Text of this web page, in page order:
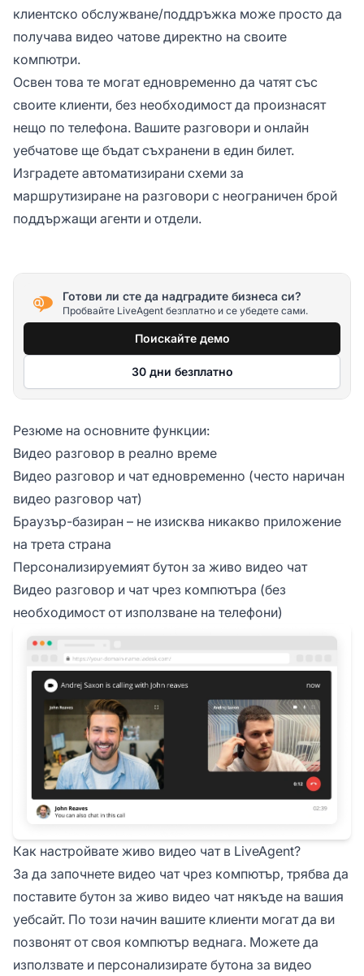
клиентско обслужване/поддръжка може просто да
получава видео чатове директно на своите
компютри.
Освен това те могат едновременно да чатят със
своите клиенти, без необходимост да произнасят
нещо по телефона. Вашите разговори и онлайн
уебчатове ще бъдат съхранени в един билет.
Изградете автоматизирани схеми за
маршрутизиране на разговори с неограничен брой
поддържащи агенти и отдели.
Готови ли сте да надградите бизнеса си?
Пробвайте LiveAgent безплатно и се убедете сами.
Поискайте демо
30 дни безплатно
Резюме на основните функции:
Видео разговор в реално време
Видео разговор и чат едновременно (често наричан
видео разговор чат)
Браузър-базиран – не изисква никакво приложение
на трета страна
Персонализируемият бутон за живо видео чат
Видео разговор и чат чрез компютъра (без
необходимост от използване на телефони)
Как настройвате живо видео чат в LiveAgent?
За да започнете видео чат чрез компютър, трябва да
поставите бутон за живо видео чат някъде на вашия
уебсайт. По този начин вашите клиенти могат да ви
позвонят от своя компютър веднага. Можете да
използвате и персонализирате бутона за видео